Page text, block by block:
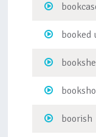
booked
boorish